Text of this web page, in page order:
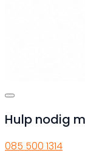
Hulp nodig
085 500 1314